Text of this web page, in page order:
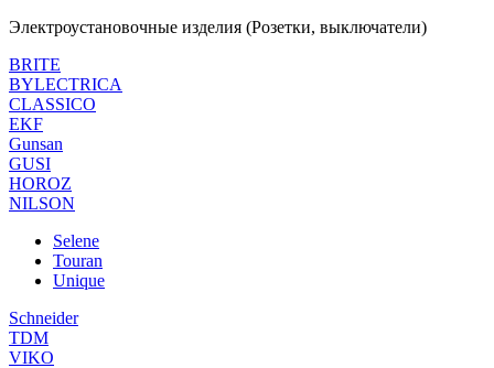
Электроустановочные изделия (Розетки, выключатели)
BRITE
BYLECTRICA
CLASSICO
EKF
Gunsan
GUSI
HOROZ
NILSON
Selene
Touran
Unique
Schneider
TDM
VIKO